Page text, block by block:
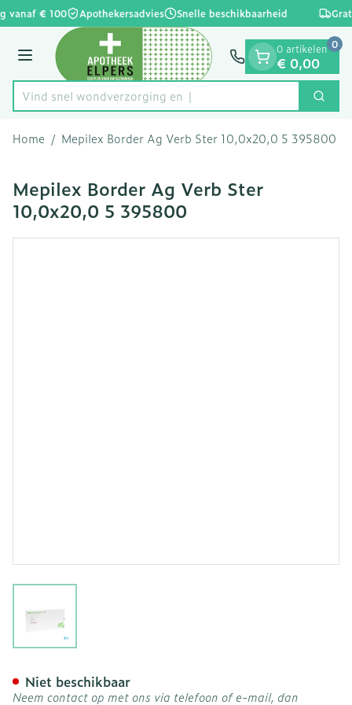
Ga naar de inhoud
1 van 1
vanaf € 100 Apothekersadvies Snelle beschikbaarheid
Menu
Product, merk, categorie...
Vind snel wondverzor Zoek
0 artikelen
€ 0,00
0
Home / Mepilex Border Ag Verb Ster 10,0x20,0 5 395800
Mepilex Border Ag Verb Ster
10,0x20,0 5 395800
Niet beschikbaar
Neem contact op met ons via telefoon of e-mail, dan